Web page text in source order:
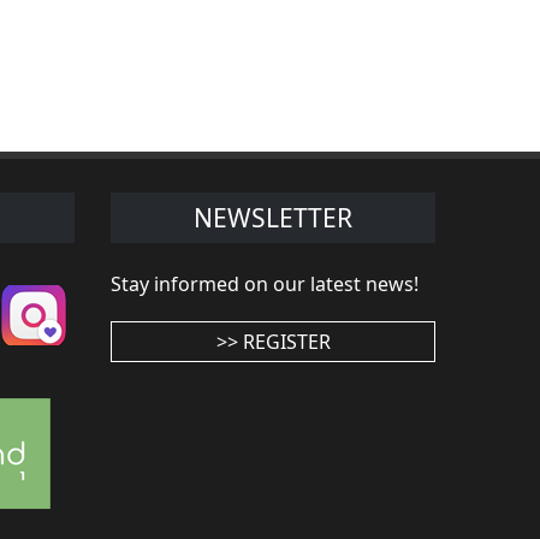
NEWSLETTER
Stay informed on our latest news!
>> REGISTER